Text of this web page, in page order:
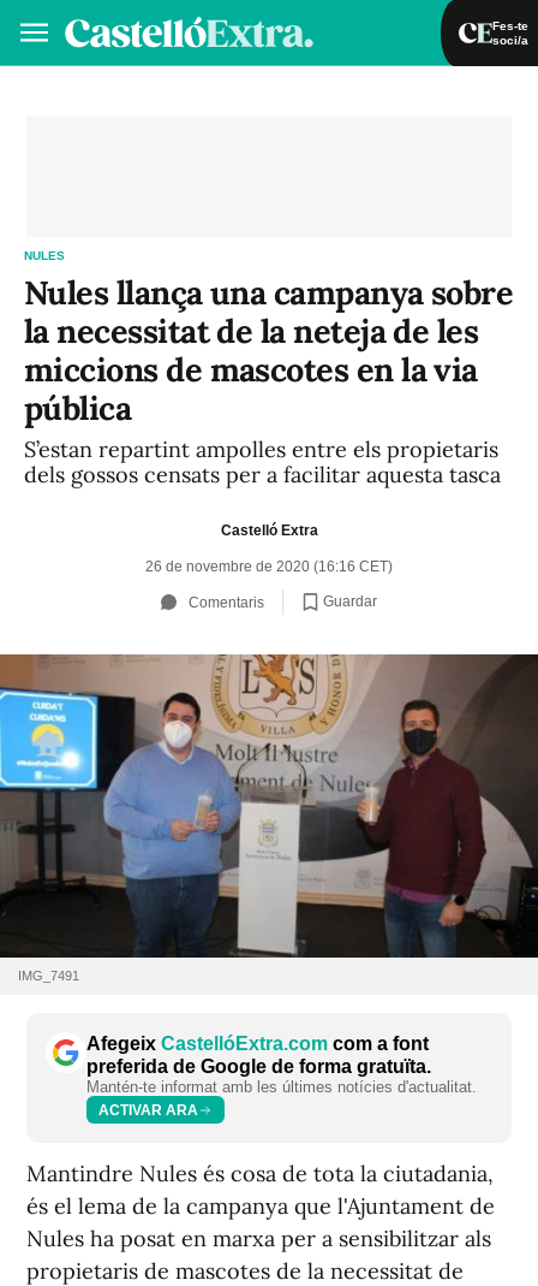
Fes-te
soci/a
NULES
Nules llança una campanya sobre
la necessitat de la neteja de les
miccions de mascotes en la via
pública
S’estan repartint ampolles entre els propietaris
dels gossos censats per a facilitar aquesta tasca
Castelló Extra
26 de novembre de 2020 (16:16 CET)
Comentaris Guardar
IMG_7491
Afegeix CastellóExtra.com com a font
preferida de Google de forma gratuïta.
Mantén-te informat amb les últimes notícies d'actualitat.
ACTIVAR ARA
Mantindre Nules és cosa de tota la ciutadania,
és el lema de la campanya que l'Ajuntament de
Nules ha posat en marxa per a sensibilitzar als
propietaris de mascotes de la necessitat de